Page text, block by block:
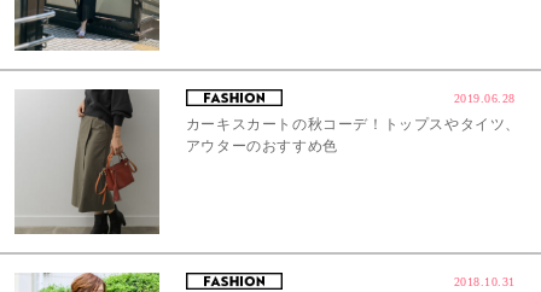
2019.06.28
カーキスカートの秋コーデ！トップスやタイツ、
アウターのおすすめ色
2018.10.31